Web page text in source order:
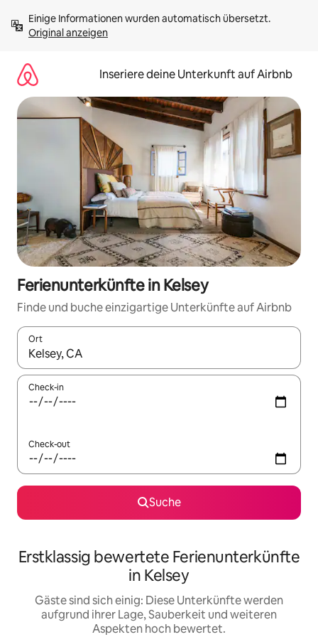
Inhalten
springenOriginal anzeigen
Inseriere deine Unterkunft auf Airbnb
Ferienunterkünfte in Kelsey
Finde und buche einzigartige Unterkünfte auf Airbnb
Ort
Wenn Ergebnisse verfügbar sind, navigiere mit den
Check-in
Check-out
Suche
Erstklassig bewertete Ferienunterkünfte
in Kelsey
Gäste sind sich einig: Diese Unterkünfte werden
aufgrund ihrer Lage, Sauberkeit und weiteren
Aspekten hoch bewertet.